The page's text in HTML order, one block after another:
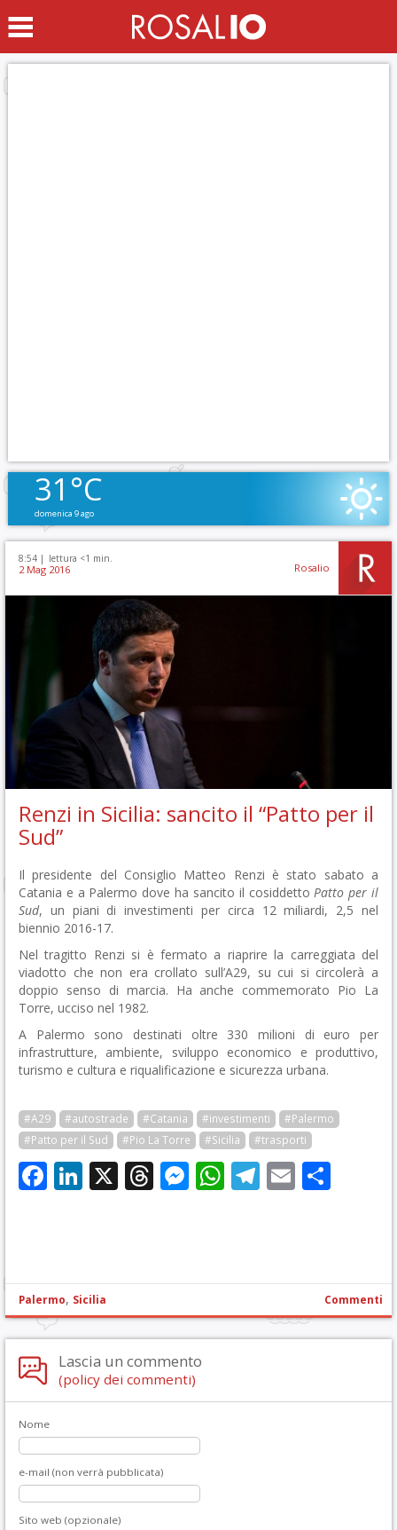
31°C
domenica 9 ago
8:54 | lettura <1 min.
2 Mag 2016 Rosalio
Renzi in Sicilia: sancito il “Patto per il
Sud”
Il presidente del Consiglio Matteo Renzi è stato sabato a
Catania e a Palermo dove ha sancito il cosiddettoPatto per il
Sud, un piani di investimenti per circa 12 miliardi, 2,5 nel
biennio 2016-17.
Nel tragitto Renzi si è fermato a riaprire la carreggiata del
viadotto che non era crollato sull’A29, su cui si circolerà a
doppio senso di marcia. Ha anche commemorato Pio La
Torre, ucciso nel 1982.
A Palermo sono destinati oltre 330 milioni di euro per
infrastrutture, ambiente, sviluppo economico e produttivo,
turismo e cultura e riqualificazione e sicurezza urbana.
#A29 #autostrade #Catania #investimenti
#Palermo
#Patto per il Sud
#Pio La Torre #Sicilia #trasporti
Facebook
LinkedIn
X Threads
Messenger
WhatsApp
Telegram
Email
Palermo, Sicilia Commenti
Lascia un commento
(policy dei commenti)
Nome
e-mail (non verrà pubblicata)
Sito web (opzionale)